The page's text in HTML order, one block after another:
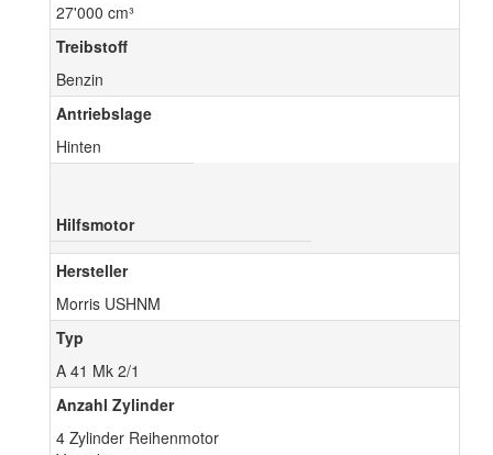
27'000 cm³
Treibstoff
Benzin
Antriebslage
Hinten
Hilfsmotor
Hersteller
Morris USHNM
Typ
A 41 Mk 2/1
Anzahl Zylinder
4 Zylinder Reihenmotor